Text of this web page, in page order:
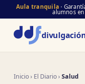
Aula tranquila ·
alumnos
Inicio› El Diario›Salud